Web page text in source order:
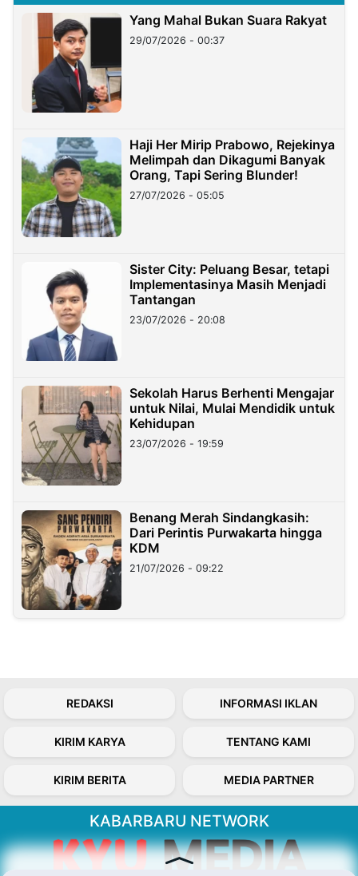
Yang Mahal Bukan Suara Rakyat
29/07/2026 - 00:37
Haji Her Mirip Prabowo, Rejekinya
Melimpah dan Dikagumi Banyak
Orang, Tapi Sering Blunder!
27/07/2026 - 05:05
Sister City: Peluang Besar, tetapi
Implementasinya Masih Menjadi
Tantangan
23/07/2026 - 20:08
Sekolah Harus Berhenti Mengajar
untuk Nilai, Mulai Mendidik untuk
Kehidupan
23/07/2026 - 19:59
Benang Merah Sindangkasih:
Dari Perintis Purwakarta hingga
KDM
21/07/2026 - 09:22
REDAKSI INFORMASI IKLAN
KIRIM KARYA TENTANG KAMI
KIRIM BERITA MEDIA PARTNER
KABARBARU NETWORK